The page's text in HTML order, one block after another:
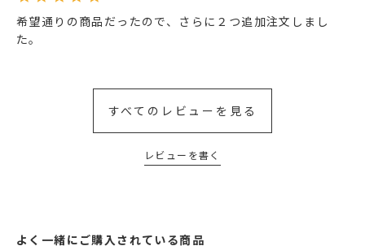
希望通りの商品だったので、さらに２つ追加注文しまし
た。
すべてのレビューを見る
レビューを書く
よく一緒にご購入されている商品